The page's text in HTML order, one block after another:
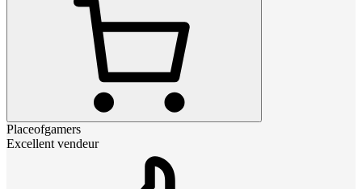
Placeofgamers
Excellent vendeur